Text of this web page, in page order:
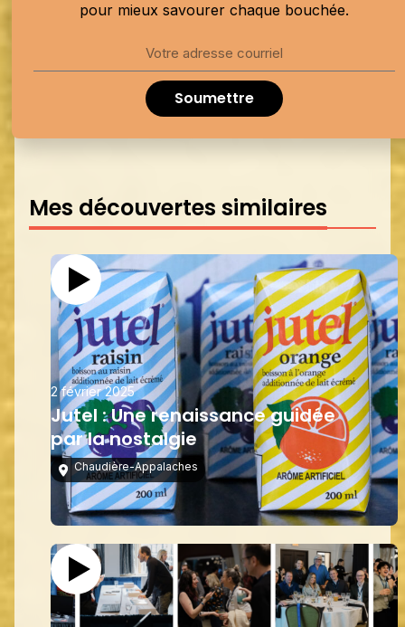
Mes découvertes similaires
2 février 2025
Jutel : Une renaissance guidée
par la nostalgie
Chaudière-Appalaches
pour mieux savourer chaque bouchée.
Soumettre